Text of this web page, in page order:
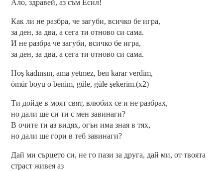
Ало, здравей, аз съм Есил!
Как ли не разбра, че загуби, всичко бе игра,
за ден, за два, а сега ти отново си сама.
И не разбра че загуби, всичко бе игра,
за ден, за два, а сега ти отново си сама.
Hoş kadınsın, ama yetmez, ben karar verdim,
ömür boyu o benim, güle, güle şekerim.(x2)
Ти дойде в моят свят, влюбих се и не разбрах,
но дали ще си ти с мен завинаги?
В очите ти аз видях, огън има зная в тях,
но дали ще гори в теб завинаги?
Дай ми сърцето си, не го пази за друга, дай ми, от твоята
страст живея аз